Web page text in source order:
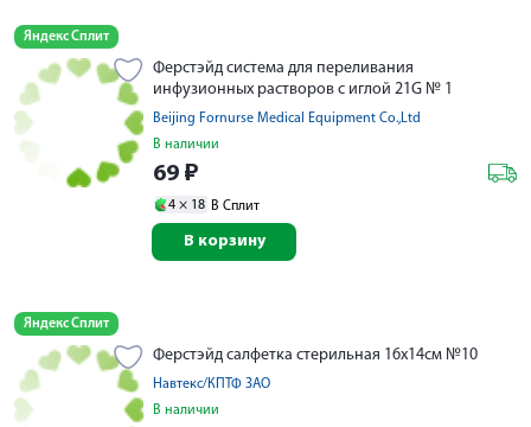
Яндекс Сплит
Ферстэйд система для переливания
инфузионных растворов с иглой 21G № 1
Beijing Fornurse Medical Equipment Co.,Ltd
В наличии
69 ₽
4 × 18 В Сплит
В корзину
Яндекс Сплит
Ферстэйд салфетка стерильная 16х14см №10
Навтекс/КПТФ ЗАО
В наличии